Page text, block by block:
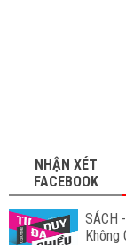
NHẬN XÉT
FACEBOOK
SÁCH
Không